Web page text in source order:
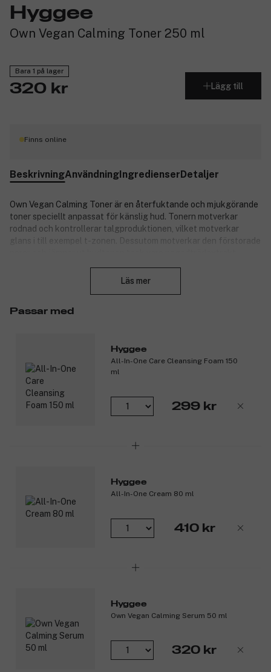
Hyggee
Own Vegan Calming Toner 250 ml
Bara 1 på lager
320 kr Lägg till
Finns online
BeskrivningAnvändningIngredienserDetaljer
Own Vegan Calming Toner är en återfuktande och mjukgörande
toner speciellt anpassat för känslig hud. Tonern motverkar
rodnad och kontrollerar talgproduktionen, vilket motverkar
glans i till exempel t-zonen. Dessutom motverkar den förstorade
Syrorna BHA och LHA exfolierar skonsamt utan att
Passar alla hudtyper. Perfekt för normal till fet hy samt för
känslig hud. Dessutom är tonern helt vegansk.
Produktnummer:
Läs mer
Passar med
Hyggee
All-In-One Care Cleansing Foam 150
ml
299 kr
Hyggee
All-In-One Cream 80 ml
410 kr
Hyggee
Own Vegan Calming Serum 50 ml
320 kr